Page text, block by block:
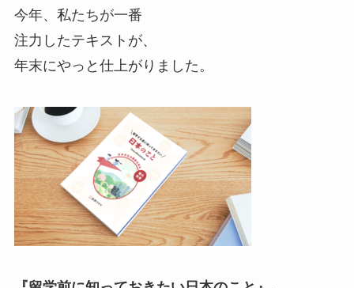
今年、私たちが一番
注力したテキストが、
年末にやっと仕上がりました。